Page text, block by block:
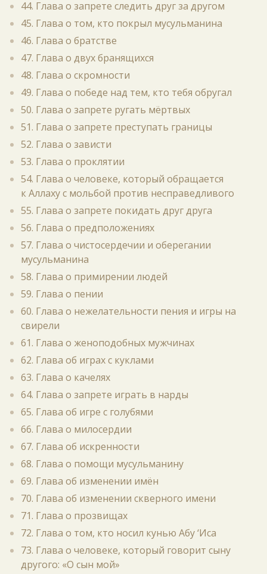
44. Глава о запрете следить друг за другом
45. Глава о том, кто покрыл мусульманина
46. Глава о братстве
47. Глава о двух бранящихся
48. Глава о скромности
49. Глава о победе над тем, кто тебя обругал
50. Глава о запрете ругать мёртвых
51. Глава о запрете преступать границы
52. Глава о зависти
53. Глава о проклятии
54. Глава о человеке, который обращается
к Аллаху с мольбой против несправедливого
55. Глава о запрете покидать друг друга
56. Глава о предположениях
57. Глава о чистосердечии и оберегании
мусульманина
58. Глава о примирении людей
59. Глава о пении
60. Глава о нежелательности пения и игры на
свирели
61. Глава о женоподобных мужчинах
62. Глава об играх с куклами
63. Глава о качелях
64. Глава о запрете играть в нарды
65. Глава об игре с голубями
66. Глава о милосердии
67. Глава об искренности
68. Глава о помощи мусульманину
69. Глава об изменении имён
70. Глава об изменении скверного имени
71. Глава о прозвищах
72. Глава о том, кто носил кунью Абу ‘Иса
73. Глава о человеке, который говорит сыну
другого: «О сын мой»